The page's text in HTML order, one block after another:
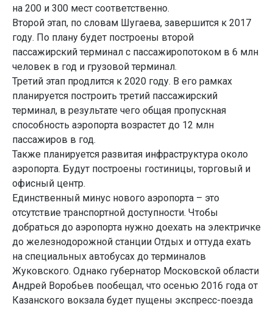
на 200 и 300 мест соответственно.
Второй этап, по словам Шугаева, завершится к 2017
году. По плану будет построены второй
пассажирский терминал с пассажиропотоком в 6 млн
человек в год и грузовой терминал.
Третий этап продлится к 2020 году. В его рамках
планируется построить третий пассажирский
терминал, в результате чего общая пропускная
способность аэропорта возрастет до 12 млн
пассажиров в год.
Также планируется развитая инфраструктура около
аэропорта. Будут построены гостиницы, торговый и
офисный центр.
Единственный минус нового аэропорта – это
отсутствие транспортной доступности. Чтобы
добраться до аэропорта нужно доехать на электричке
до железнодорожной станции Отдых и оттуда ехать
на специальных автобусах до терминалов
Жуковского. Однако губернатор Московской области
Андрей Воробьев пообещал, что осенью 2016 года от
Казанского вокзала будет пущены экспресс-поезда